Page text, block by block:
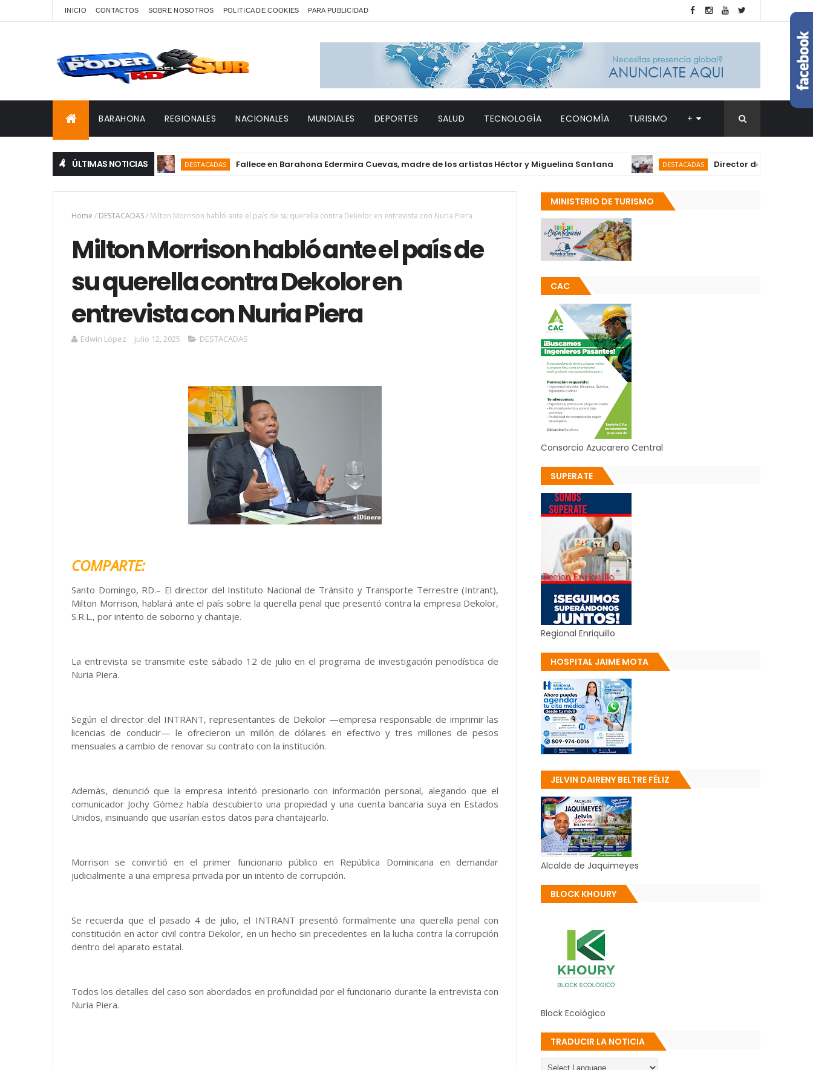
INICIO CONTACTOS SOBRE NOSOTROS POLITICA DE COOKIES PARA PUBLICIDAD
BARAHONA REGIONALES NACIONALES MUNDIALES DEPORTES SALUD TECNOLOGÍA ECONOMÍA TURISMO +
ÚLTIMAS NOTICIAS DESTACADAS Fallece en Barahona Edermira Cuevas, madre de los artistas Héctor y Miguelina Santana DESTACADAS Director del SNS realiza
Home / DESTACADAS/ Milton Morrison habló ante el país de su querella contra Dekolor en entrevista con Nuria Piera
Milton Morrison habló ante el país de
su querella contra Dekolor en
entrevista con Nuria Piera
Edwin López julio 12, 2025 DESTACADAS
COMPARTE:
Santo Domingo, RD.– El director del Instituto Nacional de Tránsito y Transporte Terrestre (Intrant),
Milton Morrison, hablará ante el país sobre la querella penal que presentó contra la empresa Dekolor,
S.R.L., por intento de soborno y chantaje.
La entrevista se transmite este sábado 12 de julio en el programa de investigación periodística de
Nuria Piera.
Según el director del INTRANT, representantes de Dekolor —empresa responsable de imprimir las
licencias de conducir— le ofrecieron un millón de dólares en efectivo y tres millones de pesos
mensuales a cambio de renovar su contrato con la institución.
Además, denunció que la empresa intentó presionarlo con información personal, alegando que el
comunicador Jochy Gómez había descubierto una propiedad y una cuenta bancaria suya en Estados
Unidos, insinuando que usarían estos datos para chantajearlo.
Morrison se convirtió en el primer funcionario público en República Dominicana en demandar
judicialmente a una empresa privada por un intento de corrupción.
Se recuerda que el pasado 4 de julio, el INTRANT presentó formalmente una querella penal con
constitución en actor civil contra Dekolor, en un hecho sin precedentes en la lucha contra la corrupción
dentro del aparato estatal.
Todos los detalles del caso son abordados en profundidad por el funcionario durante la entrevista con
Nuria Piera.
MINISTERIO DE TURISMO
CAC
Consorcio Azucarero Central
SUPERATE
Regional Enriquillo
HOSPITAL JAIME MOTA
JELVIN DAIRENY BELTRE FÉLIZ
Alcalde de Jaquimeyes
BLOCK KHOURY
Block Ecológico
TRADUCIR LA NOTICIA